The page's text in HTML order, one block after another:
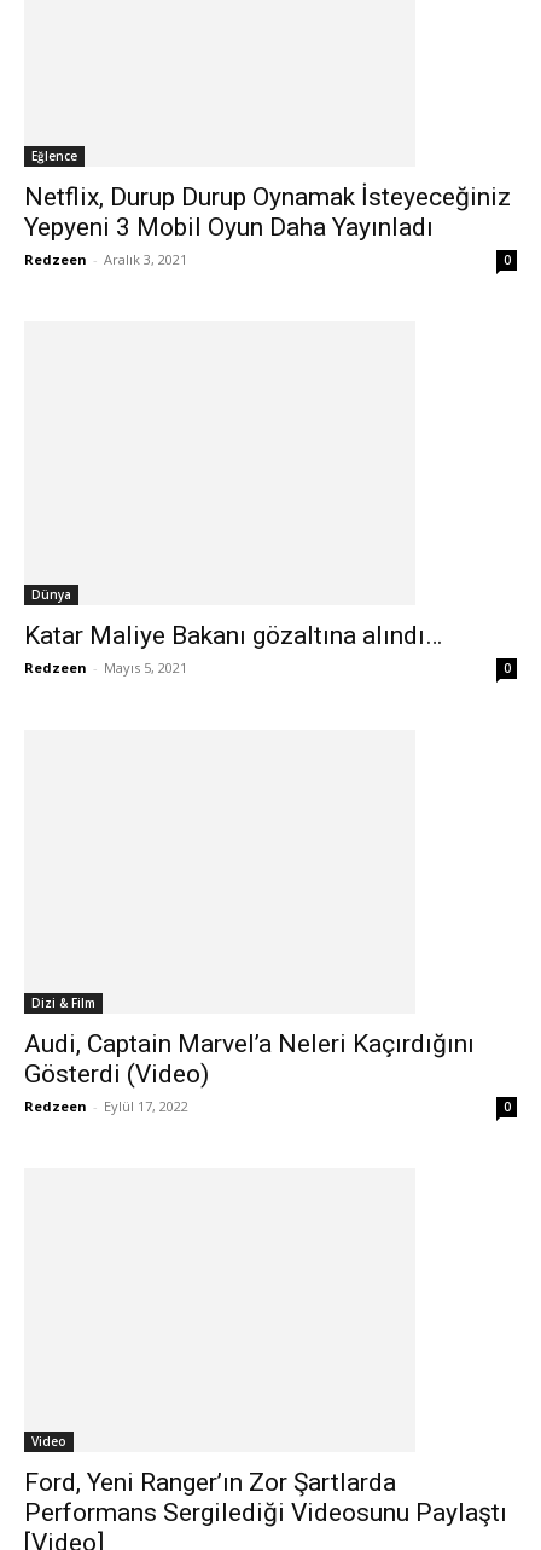
Eğlence
Netflix, Durup Durup Oynamak İsteyeceğiniz
Yepyeni 3 Mobil Oyun Daha Yayınladı
Redzeen - Aralık 3, 2021 0
Dünya
Katar Maliye Bakanı gözaltına alındı…
Redzeen - Mayıs 5, 2021 0
Dizi & Film
Audi, Captain Marvel’a Neleri Kaçırdığını
Gösterdi (Video)
Redzeen - Eylül 17, 2022 0
Video
Ford, Yeni Ranger’ın Zor Şartlarda
Performans Sergilediği Videosunu Paylaştı
[Video]